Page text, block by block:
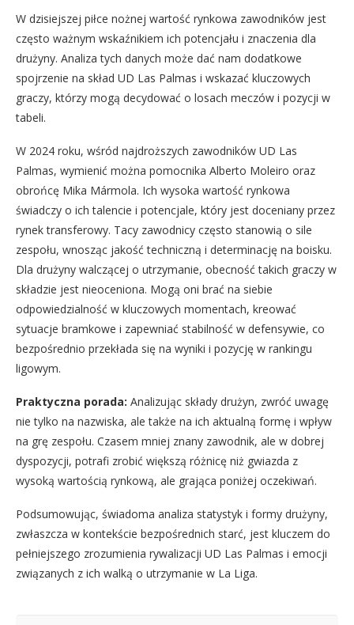
W dzisiejszej piłce nożnej wartość rynkowa zawodników jest
często ważnym wskaźnikiem ich potencjału i znaczenia dla
drużyny. Analiza tych danych może dać nam dodatkowe
spojrzenie na skład UD Las Palmas i wskazać kluczowych
graczy, którzy mogą decydować o losach meczów i pozycji w
tabeli.
W 2024 roku, wśród najdroższych zawodników UD Las
Palmas, wymienić można pomocnika Alberto Moleiro oraz
obrońcę Mika Mármola. Ich wysoka wartość rynkowa
świadczy o ich talencie i potencjale, który jest doceniany przez
rynek transferowy. Tacy zawodnicy często stanowią o sile
zespołu, wnosząc jakość techniczną i determinację na boisku.
Dla drużyny walczącej o utrzymanie, obecność takich graczy w
składzie jest nieoceniona. Mogą oni brać na siebie
odpowiedzialność w kluczowych momentach, kreować
sytuacje bramkowe i zapewniać stabilność w defensywie, co
bezpośrednio przekłada się na wyniki i pozycję w rankingu
ligowym.
Praktyczna porada: Analizując składy drużyn, zwróć uwagę
nie tylko na nazwiska, ale także na ich aktualną formę i wpływ
na grę zespołu. Czasem mniej znany zawodnik, ale w dobrej
dyspozycji, potrafi zrobić większą różnicę niż gwiazda z
wysoką wartością rynkową, ale grająca poniżej oczekiwań.
Podsumowując, świadoma analiza statystyk i formy drużyny,
zwłaszcza w kontekście bezpośrednich starć, jest kluczem do
pełniejszego zrozumienia rywalizacji UD Las Palmas i emocji
związanych z ich walką o utrzymanie w La Liga.